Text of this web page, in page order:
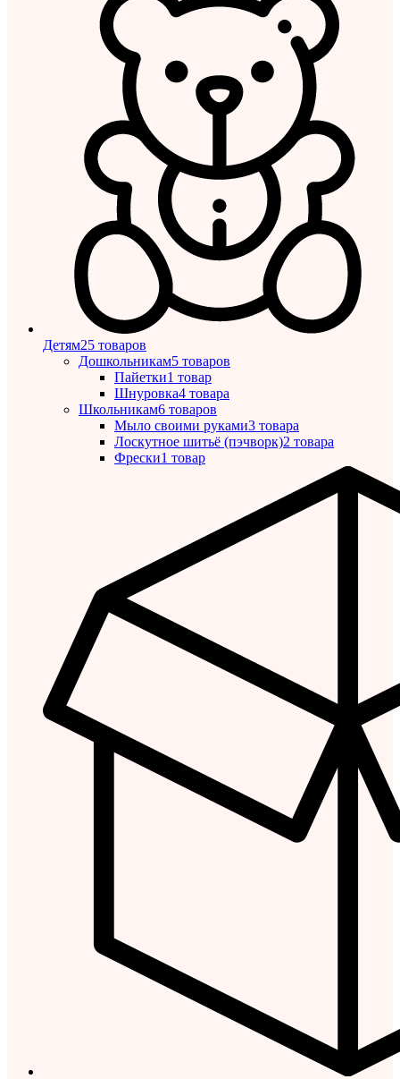
Детям25 товаров
Дошкольникам5 товаров
Пайетки1 товар
Шнуровка4 товара
Школьникам6 товаров
Мыло своими руками3 товара
Лоскутное шитьё (пэчворк)2 товара
Фрески1 товар